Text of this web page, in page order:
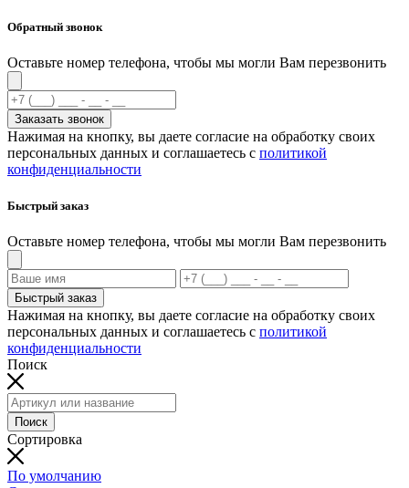
Обратный звонок
Оставьте номер телефона, чтобы мы могли Вам перезвонить
Заказать звонок
Нажимая на кнопку, вы даете согласие на обработку своих
персональных данных и соглашаетесь с политикой
конфиденциальности
Быстрый заказ
Оставьте номер телефона, чтобы мы могли Вам перезвонить
Быстрый заказ
Нажимая на кнопку, вы даете согласие на обработку своих
персональных данных и соглашаетесь с политикой
конфиденциальности
Поиск
Поиск
Сортировка
По умолчанию